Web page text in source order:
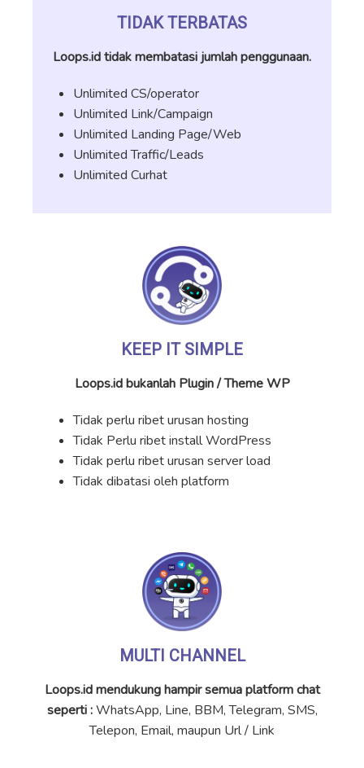
TIDAK TERBATAS
Loops.id tidak membatasi jumlah penggunaan.
Unlimited CS/operator
Unlimited Link/Campaign
Unlimited Landing Page/Web
Unlimited Traffic/Leads
Unlimited Curhat
KEEP IT SIMPLE
Loops.id bukanlah Plugin / Theme WP
Tidak perlu ribet urusan hosting
Tidak Perlu ribet install WordPress
Tidak perlu ribet urusan server load
Tidak dibatasi oleh platform
MULTI CHANNEL
Loops.id mendukung hampir semua platform chat
seperti :WhatsApp, Line, BBM, Telegram, SMS,
Telepon, Email, maupun Url / Link